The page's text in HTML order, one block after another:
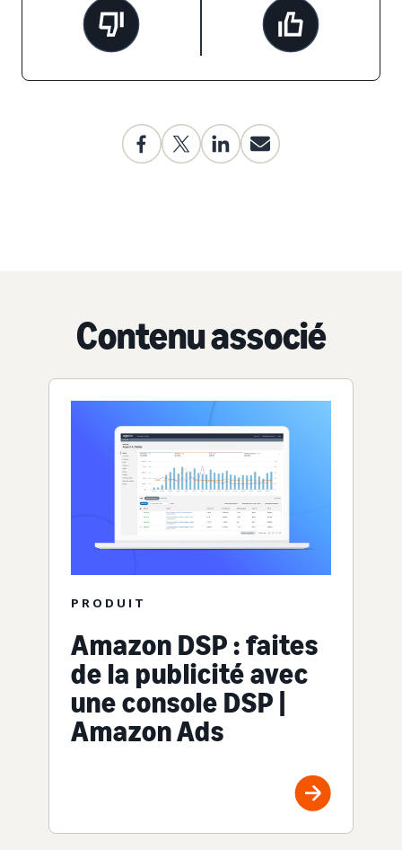
Contenu associé
PRODUIT
Amazon DSP : faites
de la publicité avec
une console DSP |
Amazon Ads